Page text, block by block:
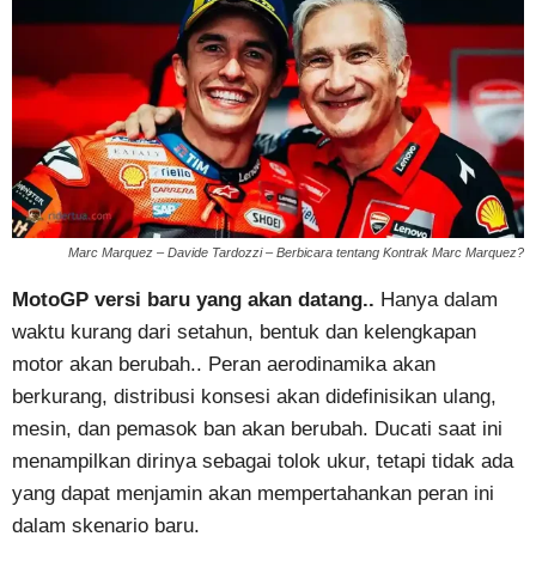
Marc Marquez – Davide Tardozzi – Berbicara tentang Kontrak Marc Marquez?
MotoGP versi baru yang akan datang.. Hanya dalam
waktu kurang dari setahun, bentuk dan kelengkapan
motor akan berubah.. Peran aerodinamika akan
berkurang, distribusi konsesi akan didefinisikan ulang,
mesin, dan pemasok ban akan berubah. Ducati saat ini
menampilkan dirinya sebagai tolok ukur, tetapi tidak ada
yang dapat menjamin akan mempertahankan peran ini
dalam skenario baru.